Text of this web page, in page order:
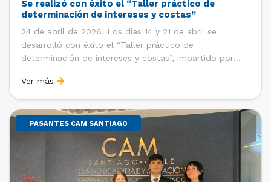
Se realizó con éxito el “Taller práctico de
determinación de intereses y costas”
24 de abril de 2026. Los días 14 y 21 de abril se
desarrolló con éxito el “Taller práctico de
determinación de intereses y costas”, impartido por
Universidad Católica de Chile y Magíster en Economía
de la Universidad de Chicago) y María Luisa Petitpas
[…]
Ver más
PASANTES CAM SANTIAGO